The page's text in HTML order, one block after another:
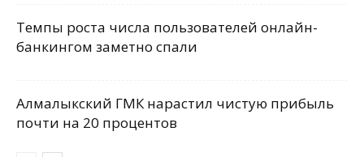
Темпы роста числа пользователей онлайн-
банкингом заметно спали
Алмалыкский ГМК нарастил чистую прибыль
почти на 20 процентов